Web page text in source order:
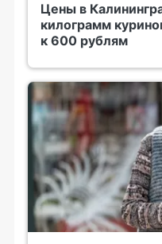
Цены в
килограмм
к 600 рублям